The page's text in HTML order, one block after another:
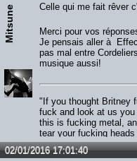
Mitsune Celle qui me fait rêver
Merci pour vos
Je pensais aller à
pas mal entre
musique aussi!
"If you thought Britney
fuck and look at us
this is fucking metal,
tear your fucking
Maiden is like an old
time.
02/01/2016 17:01:40